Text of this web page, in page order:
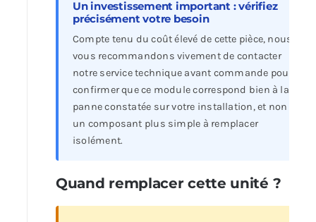
Un investissement important : vérifiez
précisément votre besoin
Compte tenu du coût élevé de cette pièce, nous
vous recommandons vivement de contacter
notre service technique avant commande pour
confirmer que ce module correspond bien à la
panne constatée sur votre installation, et non à
un composant plus simple à remplacer
isolément.
Quand remplacer cette unité ?